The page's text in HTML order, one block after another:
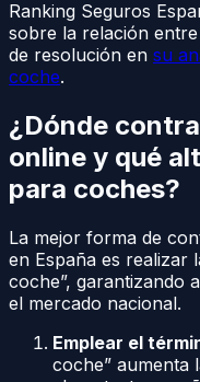
Ranking Seguros
sobre la relación
de resolución en su
coche.
¿Dónde
online y qué
para coches?
La mejor forma de
en España es realizar
coche”, garantizando
el mercado nacional.
Emplear el
coche” aumenta